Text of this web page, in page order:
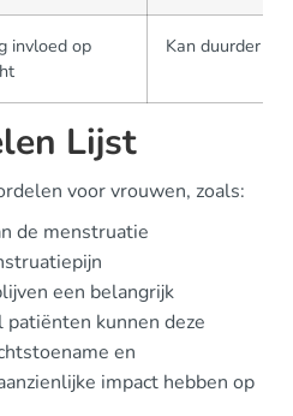
invloed op
Kan duurder zijn
Lijst
voor vrouwen, zoals:
de menstruatie
een belangrijk
patiënten kunnen deze
en
impact hebben op